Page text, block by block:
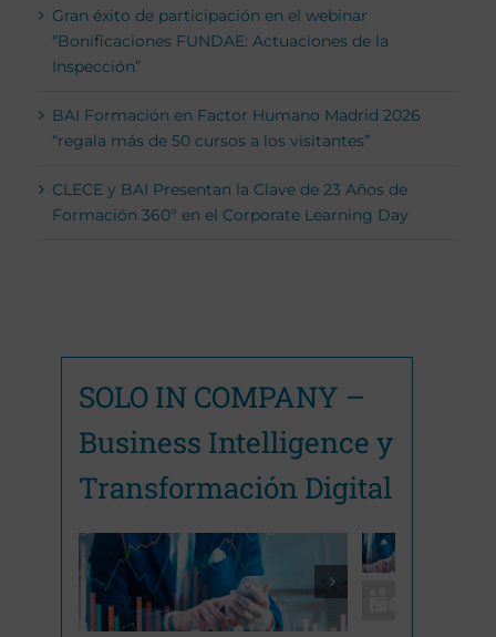
SOLO IN COMPANY –
Business Intelligence y
Transformación Digital

Gran éxito de participación en el webinar
“Bonificaciones FUNDAE: Actuaciones de la
Inspección”
BAI Formación en Factor Humano Madrid 2026
“regala más de 50 cursos a los visitantes”
CLECE y BAI Presentan la Clave de 23 Años de
Formación 360º en el Corporate Learning Day